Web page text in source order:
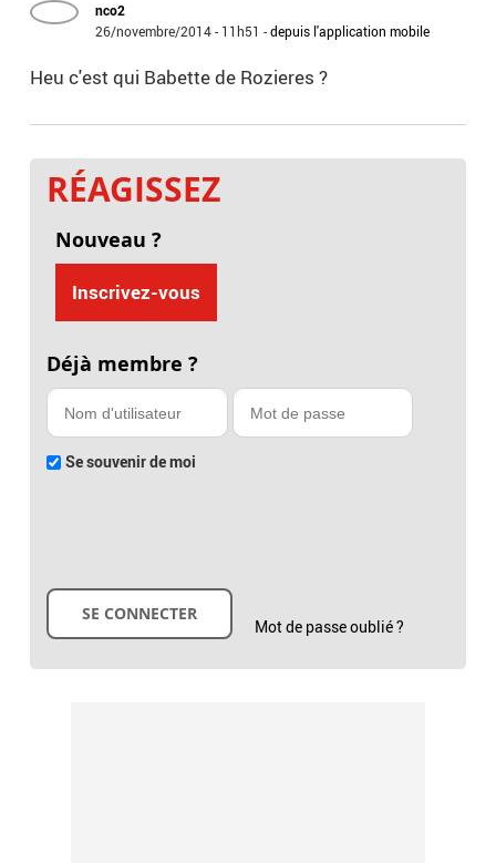
nco2
26/novembre/2014 - 11h51 -depuis l'application mobile
Heu c'est qui Babette de Rozieres ?
RÉAGISSEZ
Nouveau ?
Inscrivez-vous
Déjà membre ?
Se souvenir de moi
Mot de passe oublié ?